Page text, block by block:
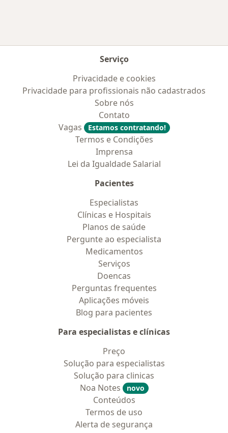
Serviço
Privacidade e cookies
Privacidade para profissionais não cadastrados
Sobre nós
Contato
Vagas
Estamos contratando!
Termos e Condições
Imprensa
Lei da Igualdade Salarial
Pacientes
Especialistas
Clínicas e Hospitais
Planos de saúde
Pergunte ao especialista
Medicamentos
Serviços
Doencas
Perguntas frequentes
Aplicações móveis
Blog para pacientes
Para especialistas e clínicas
Preço
Solução para especialistas
Solução para clinicas
Noa Notes
novo
Conteúdos
Termos de uso
Alerta de segurança